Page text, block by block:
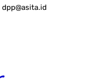
dpp@asita.id